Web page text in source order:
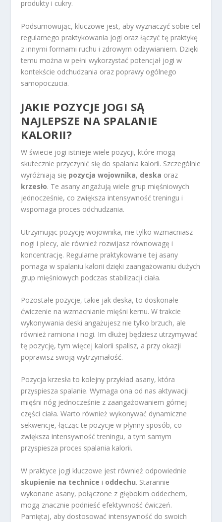
produkty i cukry.
Podsumowując, kluczowe jest, aby wyznaczyć sobie cel
regularnego praktykowania jogi oraz łączyć tę praktykę
z innymi formami ruchu i zdrowym odżywianiem. Dzięki
temu można w pełni wykorzystać potencjał jogi w
kontekście odchudzania oraz poprawy ogólnego
samopoczucia.
JAKIE POZYCJE JOGI SĄ
NAJLEPSZE NA SPALANIE
KALORII?
W świecie jogi istnieje wiele pozycji, które mogą
skutecznie przyczynić się do spalania kalorii. Szczególnie
wyróżniają się pozycja wojownika, deska oraz
krzesło. Te asany angażują wiele grup mięśniowych
jednocześnie, co zwiększa intensywność treningu i
wspomaga proces odchudzania.
Utrzymując pozycję wojownika, nie tylko wzmacniasz
nogi i plecy, ale również rozwijasz równowagę i
koncentrację. Regularne praktykowanie tej asany
pomaga w spalaniu kalorii dzięki zaangażowaniu dużych
grup mięśniowych podczas stabilizacji ciała.
Pozostałe pozycje, takie jak deska, to doskonałe
ćwiczenie na wzmacnianie mięśni kernu. W trakcie
wykonywania deski angażujesz nie tylko brzuch, ale
również ramiona i nogi. Im dłużej będziesz utrzymywać
tę pozycję, tym więcej kalorii spalisz, a przy okazji
poprawisz swoją wytrzymałość.
Pozycja krzesła to kolejny przykład asany, która
przyspiesza spalanie. Wymaga ona od nas aktywacji
mięśni nóg jednocześnie z zaangażowaniem górnej
części ciała. Warto również wykonywać dynamiczne
sekwencje, łącząc te pozycje w płynny sposób, co
zwiększa intensywność treningu, a tym samym
przyspiesza proces spalania kalorii.
W praktyce jogi kluczowe jest również odpowiednie
skupienie na technice i oddechu. Starannie
wykonane asany, połączone z głębokim oddechem,
mogą znacznie podnieść efektywność ćwiczeń.
Pamiętaj, aby dostosować intensywność do swoich